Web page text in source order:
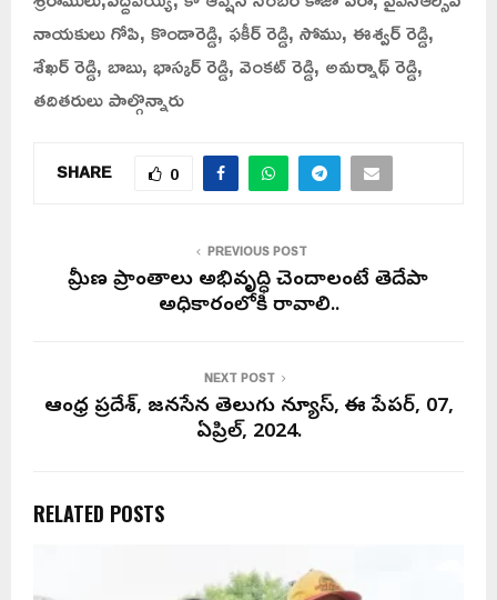
నాయకులు గోపి, కొండారెడ్డి, ఫకీర్ రెడ్డి, సోము, ఈశ్వర్ రెడ్డి,
శేఖర్ రెడ్డి, బాబు, భాస్కర్ రెడ్డి, వెంకట్ రెడ్డి, అమర్నాథ్ రెడ్డి,
తదితరులు పాల్గొన్నారు
SHARE 0
PREVIOUS POST
గ్రామీణ ప్రాంతాలు అభివృద్ధి చెందాలంటే తెదేపా
అధికారంలోకి రావాలి..
NEXT POST
ఆంధ్ర ప్రదేశ్, జనసేన తెలుగు న్యూస్, ఈ పేపర్, 07,
ఏప్రిల్, 2024.
RELATED POSTS